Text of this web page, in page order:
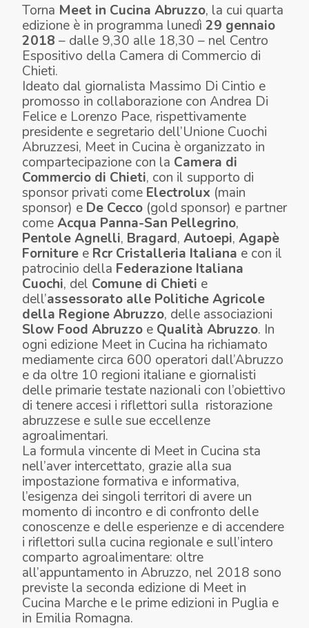
Torna Meet in Cucina Abruzzo, la cui quarta
edizione è in programma lunedì 29 gennaio
2018 – dalle 9,30 alle 18,30 – nel Centro
Espositivo della Camera di Commercio di
Chieti.
Ideato dal giornalista Massimo Di Cintio e
promosso in collaborazione con Andrea Di
Felice e Lorenzo Pace, rispettivamente
presidente e segretario dell’Unione Cuochi
Abruzzesi, Meet in Cucina è organizzato in
compartecipazione con la Camera di
Commercio di Chieti, con il supporto di
sponsor privati come Electrolux (main
sponsor) e De Cecco (gold sponsor) e partner
comeAcqua Panna-San Pellegrino,
Pentole Agnelli, Bragard, Autoepi, Agapè
Forniture e Rcr Cristalleria Italiana e con il
patrocinio della Federazione Italiana
Cuochi, del Comune di Chieti e
dell’assessorato alle Politiche Agricole
della Regione Abruzzo, delle associazioni
Slow Food Abruzzo e Qualità Abruzzo. In
ogni edizione Meet in Cucina ha richiamato
mediamente circa 600 operatori dall’Abruzzo
e da oltre 10 regioni italiane e giornalisti
delle primarie testate nazionali con l’obiettivo
di tenere accesi i riflettori sulla ristorazione
abruzzese e sulle sue eccellenze
agroalimentari.
La formula vincente di Meet in Cucina sta
nell’aver intercettato, grazie alla sua
impostazione formativa e informativa,
l’esigenza dei singoli territori di avere un
momento di incontro e di confronto delle
conoscenze e delle esperienze e di accendere
i riflettori sulla cucina regionale e sull’intero
comparto agroalimentare: oltre
all’appuntamento in Abruzzo, nel 2018 sono
previste la seconda edizione di Meet in
Cucina Marche e le prime edizioni in Puglia e
in Emilia Romagna.